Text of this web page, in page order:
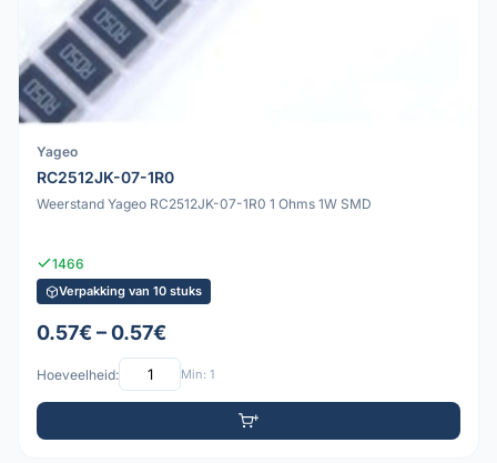
Yageo
RC2512JK-07-1R0
Weerstand Yageo RC2512JK-07-1R0 1 Ohms 1W SMD
1466
Verpakking van 10 stuks
0.57€ – 0.57€
Hoeveelheid: Min: 1